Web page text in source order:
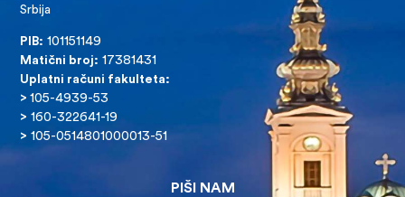
Srbija
PIB: 101151149
Matični broj: 17381431
Uplatni računi fakulteta:
>105-4939-53
> 160-322641-19
> 105-0514801000013-51
PIŠI NAM